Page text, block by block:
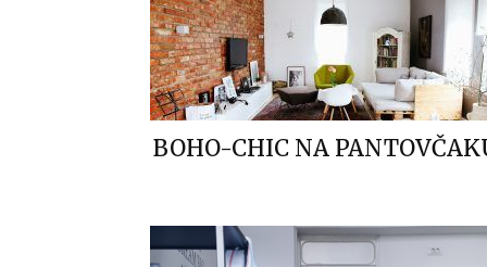
BOHO-CHIC NA